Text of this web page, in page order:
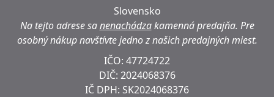
Slovensko
Na tejto adrese sanenachádzakamenná predajňa. Pre
osobný nákup navštívte jedno z našich predajných miest.
IČO: 47724722
DIČ: 2024068376
IČ DPH: SK2024068376